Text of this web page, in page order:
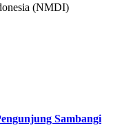
(NMDI)
Sambangi